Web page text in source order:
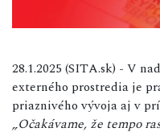
28.1.2025 (SITA.sk) - V
externého prostredia je
priaznivého vývoja aj v
„Očakávame, že tempo